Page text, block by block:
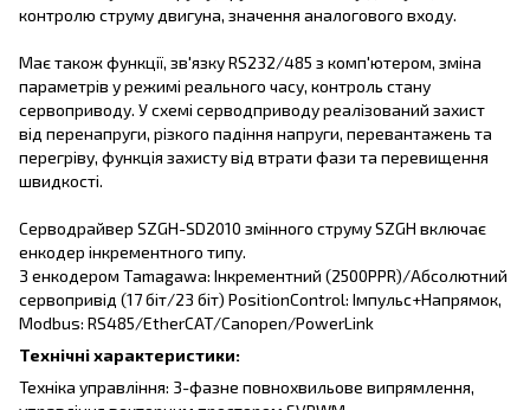
контролю струму двигуна, значення аналогового входу.
Має такожфункції, зв'язку RS232/485 з комп'ютером, зміна
параметрів у режимі реального часу, контроль стану
сервоприводу. У схемі серводприводу реалізований захист
від перенапруги, різкого падіння напруги, перевантажень та
перегріву, функція захисту від втрати фази та перевищення
швидкості.
Серводрайвер SZGH-SD2010 змінного струму SZGH включає
енкодер інкрементного типу.
З енкодером Tamagawa: Інкрементний (2500PPR)/Абсолютний
сервопривід (17 біт/23 біт) PositionControl: Імпульс+Напрямок,
Modbus: RS485/EtherCAT/Canopen/PowerLink
Технічні характеристики:
Техніка управління: 3-фазне повнохвильове випрямлення,